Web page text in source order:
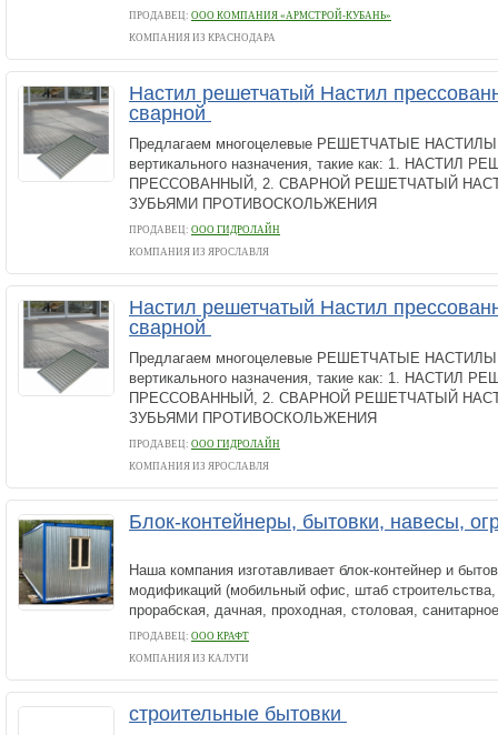
ПРОДАВЕЦ: ООО КОМПАНИЯ «АРМСТРОЙ-КУБАНЬ»
КОМПАНИЯ ИЗ КРАСНОДАРА
Настил решетчатый Настил
сварной
Предлагаем многоцелевые РЕШЕТЧАТЫЕ НАСТИЛЫ
вертикального назначения, такие как: 1. НАСТИЛ
ПРЕССОВАННЫЙ, 2. СВАРНОЙ РЕШЕТЧАТЫЙ
ЗУБЬЯМИ ПРОТИВОСКОЛЬЖЕНИЯ
ПРОДАВЕЦ: ООО ГИДРОЛАЙН
КОМПАНИЯ ИЗ ЯРОСЛАВЛЯ
Настил решетчатый Настил
сварной
Предлагаем многоцелевые РЕШЕТЧАТЫЕ НАСТИЛЫ
вертикального назначения, такие как: 1. НАСТИЛ
ПРЕССОВАННЫЙ, 2. СВАРНОЙ РЕШЕТЧАТЫЙ
ЗУБЬЯМИ ПРОТИВОСКОЛЬЖЕНИЯ
ПРОДАВЕЦ: ООО ГИДРОЛАЙН
КОМПАНИЯ ИЗ ЯРОСЛАВЛЯ
Блок-контейнеры, бытовки, навесы,
Наша компания изготавливает блок-контейнер и
модификаций (мобильный офис, штаб
прорабская, дачная, проходная, столовая,
ПРОДАВЕЦ: ООО КРАФТ
КОМПАНИЯ ИЗ КАЛУГИ
строительные бытовки